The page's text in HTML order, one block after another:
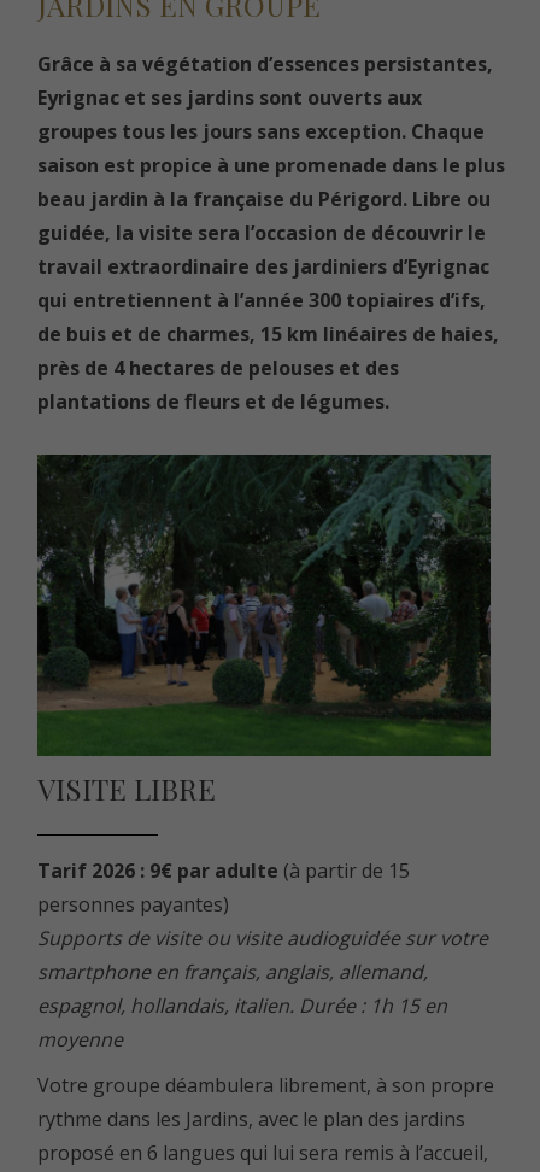
Grâce à sa végétation d’essences persistantes,
Eyrignac et ses jardins sont ouverts aux
groupes tous les jours sans exception. Chaque
saison est propice à une promenade dans le plus
beau jardin à la française du Périgord. Libre ou
guidée, la visite sera l’occasion de découvrir le
travail extraordinaire des jardiniers d’Eyrignac
qui entretiennent à l’année 300 topiaires d’ifs,
de buis et de charmes, 15 km linéaires de haies,
près de 4 hectares de pelouses et des
plantations de fleurs et de légumes.
VISITE LIBRE
Tarif 2026 : 9€ par adulte (à partir de 15
personnes payantes)
Supports de visite ou visite audioguidée sur votre
smartphone en français, anglais, allemand,
espagnol, hollandais, italien. Durée : 1h 15 en
moyenne
Votre groupe déambulera librement, à son propre
rythme dans les Jardins, avec le plan des jardins
proposé en 6 langues qui lui sera remis à l’accueil,